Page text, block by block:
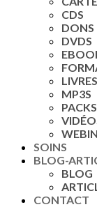
CDS
DONS
DVDS
LIVRES
MP3S
PACKS
SOINS
BLOG-
BLOG
CONTACT